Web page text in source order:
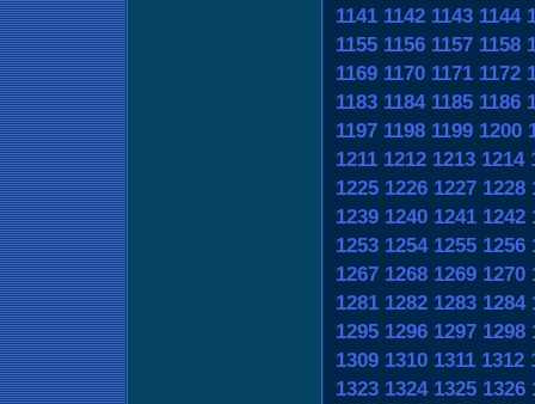
1141 1142 1143 1144
1155 1156 1157 1158
1169 1170 1171 1172
1183 1184 1185 1186
1197 1198 1199 1200
1211 1212 1213 1214
1225 1226 1227 1228
1239 1240 1241 1242
1253 1254 1255 1256
1267 1268 1269 1270
1281 1282 1283 1284
1295 1296 1297 1298
1309 1310 1311 1312
1323 1324 1325 1326